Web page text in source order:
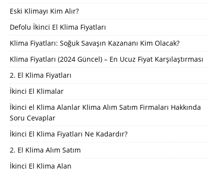
Eski Klimayı Kim Alır?
Defolu İkinci El Klima Fiyatları
Klima Fiyatları: Soğuk Savaşın Kazananı Kim Olacak?
Klima Fiyatları (2024 Güncel) – En Ucuz Fiyat Karşılaştırması
2. El Klima Fiyatları
İkinci El Klimalar
İkinci el Klima Alanlar Klima Alım Satım Firmaları Hakkında
Soru Cevaplar
İkinci El Klima Fiyatları Ne Kadardır?
2. El Klima Alım Satım
İkinci El Klima Alan